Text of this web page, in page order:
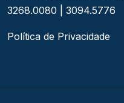
3268.0080 | 3094.5776
Política de Privacidade